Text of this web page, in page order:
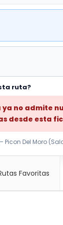
ruta?
ya no admite
desde esta
Picon Del Moro
Favoritas